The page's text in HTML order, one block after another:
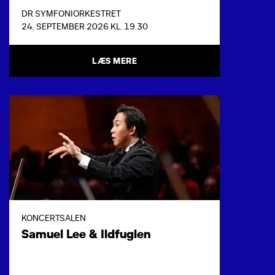
DR SYMFONIORKESTRET
24. SEPTEMBER 2026 KL. 19.30
LÆS MERE
KONCERTSALEN
Samuel Lee & Ildfuglen